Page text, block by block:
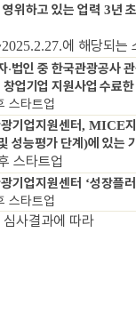
위하고 있는 업력 3년
에 해당되는
‧법인 중 한국관광공사
창업기업 지원사업 수료한
스타트업
기업지원센터, MICE
성능평가 단계 )에 있는
스타트업
기업지원센터 ‘성장플
스타트업
사결과에 따라